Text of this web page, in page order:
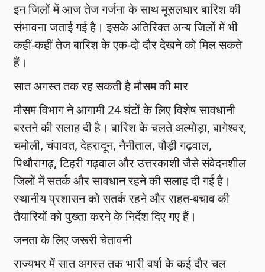
इन जिलों में आज तेज गर्जना के साथ मूसलधार बारिश की
संभावना जताई गई है। इसके अतिरिक्त अन्य जिलों में भी
कहीं-कहीं तेज बारिश के एक-दो दौर देखने को मिल सकते
हैं।
सात अगस्त तक रह सकती है मौसम की मार
मौसम विभाग ने आगामी 24 घंटों के लिए विशेष सावधानी
बरतने की सलाह दी है। बारिश के चलते अल्मोड़ा, बागेश्वर,
चमोली, चंपावत, देहरादून, नैनीताल, पौड़ी गढ़वाल,
पिथौरागढ़, टिहरी गढ़वाल और उत्तरकाशी जैसे संवेदनशील
जिलों में सतर्क और सावधान रहने की सलाह दी गई है।
स्थानीय प्रशासन को सतर्क रहने और राहत-बचाव की
तैयारियों को पुख्ता करने के निर्देश दिए गए हैं।
जनता के लिए जरूरी चेतावनी
राज्यभर में सात अगस्त तक भारी वर्षा के कई दौर चल